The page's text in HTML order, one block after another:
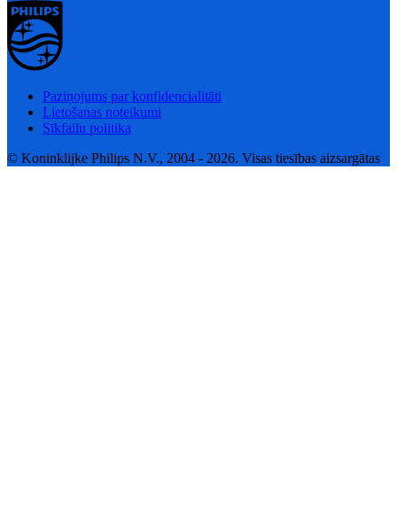
Paziņojums par konfidencialitāti
Lietošanas noteikumi
Sīkfailu politika
© Koninklijke Philips N.V., 2004 - 2026. Visas tiesības aizsargātas